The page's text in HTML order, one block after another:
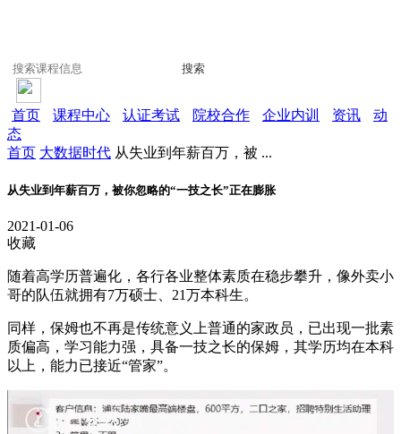
搜索
首页 课程中心 认证考试 院校合作 企业内训 资讯
动
态
首页 大数据时代 从失业到年薪百万，被 ...
从失业到年薪百万，被你忽略的“一技之长”正在膨胀
2021-01-06
收藏
随着高学历普遍化，各行各业整体素质在稳步攀升，像外卖小
哥的队伍就拥有7万硕士、21万本科生。
同样，保姆也不再是传统意义上普通的家政员，已出现一批素
质偏高，学习能力强，具备一技之长的保姆，其学历均在本科
以上，能力已接近“管家”。